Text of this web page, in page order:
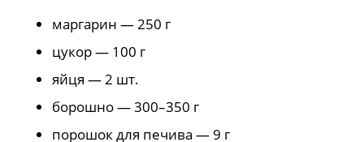
маргарин — 250 г
цукор — 100 г
яйця — 2 шт.
борошно — 300–350 г
порошок для печива — 9 г